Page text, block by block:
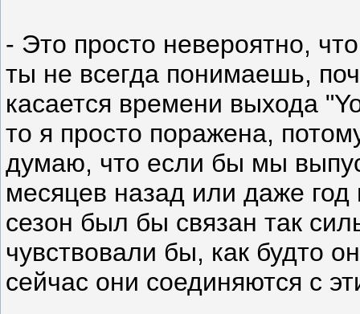
- Это просто невероятно,
ты не всегда понимаешь,
касается времени выхода
то я просто поражена,
думаю, что если бы мы
месяцев назад или даже
сезон был бы связан так
чувствовали бы, как будто
сейчас они соединяются с